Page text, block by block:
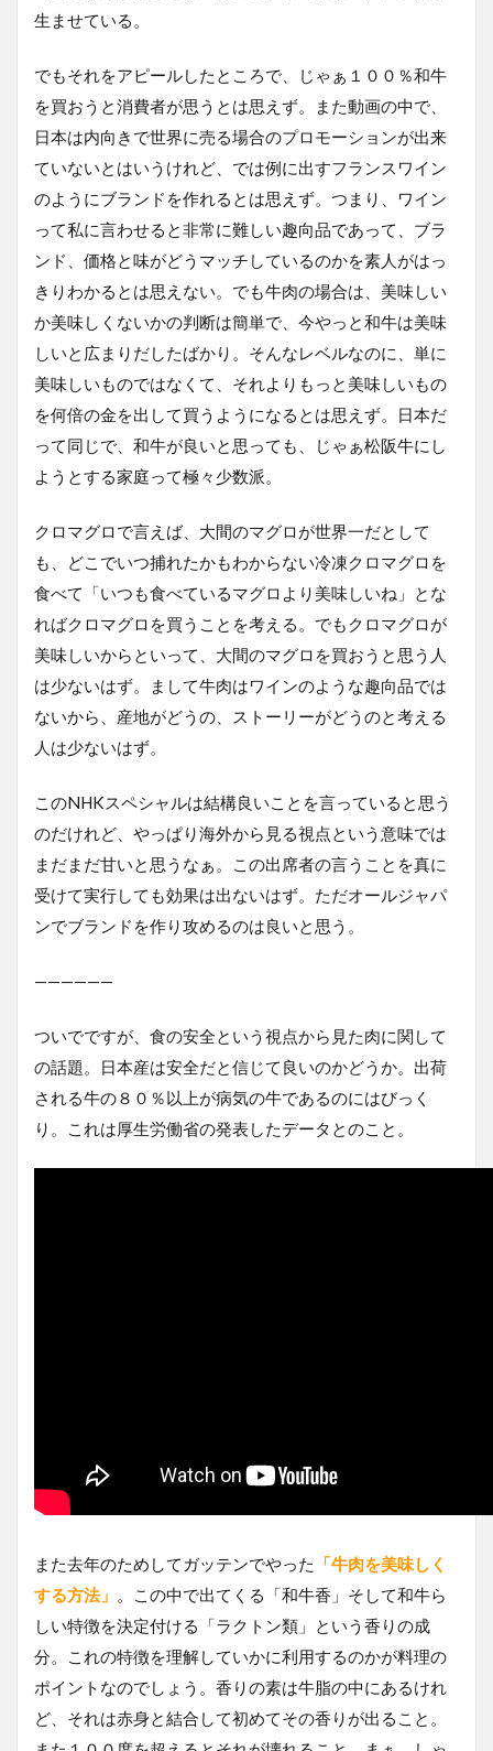
生ませている。
でもそれをアピールしたところで、じゃぁ１００％和牛
を買おうと消費者が思うとは思えず。また動画の中で、
日本は内向きで世界に売る場合のプロモーションが出来
ていないとはいうけれど、では例に出すフランスワイン
のようにブランドを作れるとは思えず。つまり、ワイン
って私に言わせると非常に難しい趣向品であって、ブラ
ンド、価格と味がどうマッチしているのかを素人がはっ
きりわかるとは思えない。でも牛肉の場合は、美味しい
か美味しくないかの判断は簡単で、今やっと和牛は美味
しいと広まりだしたばかり。そんなレベルなのに、単に
美味しいものではなくて、それよりもっと美味しいもの
を何倍の金を出して買うようになるとは思えず。日本だ
って同じで、和牛が良いと思っても、じゃぁ松阪牛にし
ようとする家庭って極々少数派。
クロマグロで言えば、大間のマグロが世界一だとして
も、どこでいつ捕れたかもわからない冷凍クロマグロを
食べて「いつも食べているマグロより美味しいね」とな
ればクロマグロを買うことを考える。でもクロマグロが
美味しいからといって、大間のマグロを買おうと思う人
は少ないはず。まして牛肉はワインのような趣向品では
ないから、産地がどうの、ストーリーがどうのと考える
人は少ないはず。
このNHKスペシャルは結構良いことを言っていると思う
のだけれど、やっぱり海外から見る視点という意味では
まだまだ甘いと思うなぁ。この出席者の言うことを真に
受けて実行しても効果は出ないはず。ただオールジャパ
ンでブランドを作り攻めるのは良いと思う。
——————
ついでですが、食の安全という視点から見た肉に関して
の話題。日本産は安全だと信じて良いのかどうか。出荷
される牛の８０％以上が病気の牛であるのにはびっく
り。これは厚生労働省の発表したデータとのこと。
また去年のためしてガッテンでやった
「牛肉を美味しく
する方法」
。この中で出てくる「和牛香」そして和牛ら
しい特徴を決定付ける「ラクトン類」という香りの成
分。これの特徴を理解していかに利用するのかが料理の
ポイントなのでしょう。香りの素は牛脂の中にあるけれ
ど、それは赤身と結合して初めてその香りが出ること。